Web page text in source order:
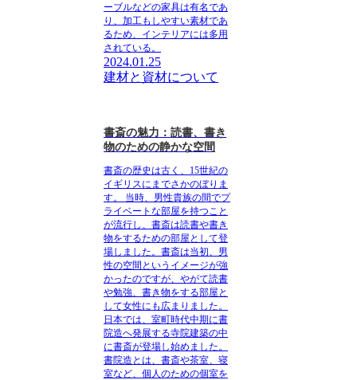
ーブルなどの家具は有名であ
り、加工もしやすい素材であ
るため、インテリアには多用
されている。
2024.01.25
建材と資材について
書斎の魅力：読書、書き
物のための静かな空間
書斎の歴史は古く、15世紀の
イギリスにまでさかのぼりま
す。
当時、男性貴族の間でプ
ライベートな部屋を持つこと
が流行し、書斎は読書や書き
物をするための部屋として登
場しました。書斎は当初、男
性の空間というイメージが強
かったのですが、やがて読書
や勉強、書き物をする部屋と
して女性にも広まりました。
日本では、室町時代中期に書
院造へ発展する寺院建築の中
に書斎が登場し始めました。
書院造とは、書斎や茶室、寝
室など、個人のための個室を